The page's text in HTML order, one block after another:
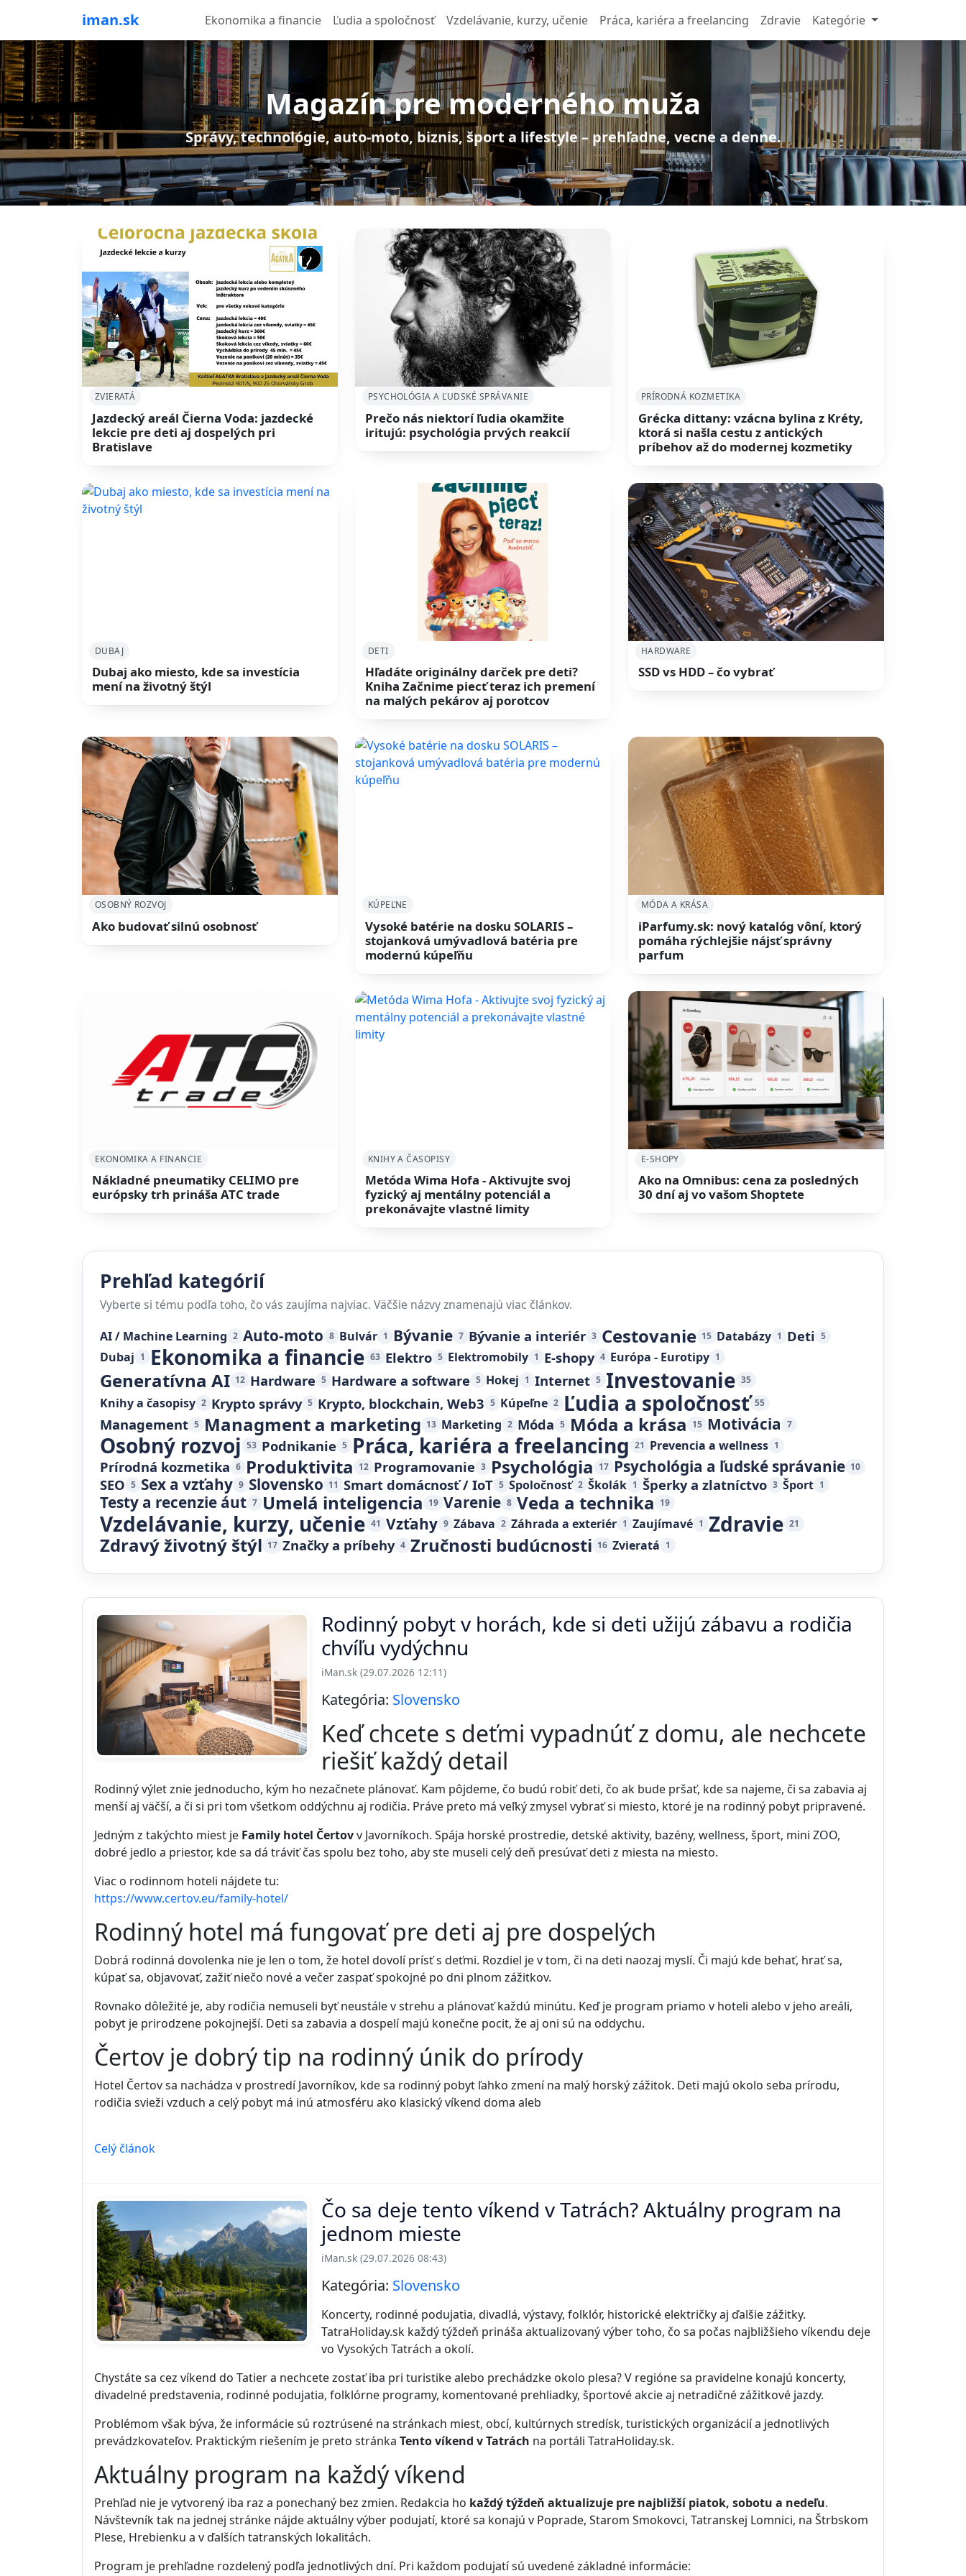
iman.sk Ekonomika a financie Ľudia a spoločnosť Vzdelávanie, kurzy, učenie Práca, kariéra a freelancing Zdravie Kategórie
Magazín pre moderného muža
Správy, technológie, auto-moto, biznis, šport a lifestyle – prehľadne, vecne a denne.
ZVIERATÁ
Jazdecký areál Čierna Voda: jazdecké
lekcie pre deti aj dospelých pri
Bratislave
PSYCHOLÓGIA A ĽUDSKÉ SPRÁVANIE
Prečo nás niektorí ľudia okamžite
iritujú: psychológia prvých reakcií
PRÍRODNÁ KOZMETIKA
Grécka dittany: vzácna bylina z Kréty,
ktorá si našla cestu z antických
príbehov až do modernej kozmetiky
DUBAJ
Dubaj ako miesto, kde sa investícia
mení na životný štýl
DETI
Hľadáte originálny darček pre deti?
Kniha Začnime piecť teraz ich premení
na malých pekárov aj porotcov
HARDWARE
SSD vs HDD – čo vybrať
OSOBNÝ ROZVOJ
Ako budovať silnú osobnosť
KÚPEĽNE
Vysoké batérie na dosku SOLARIS –
stojanková umývadlová batéria pre
modernú kúpeľňu
MÓDA A KRÁSA
iParfumy.sk: nový katalóg vôní, ktorý
pomáha rýchlejšie nájsť správny
parfum
EKONOMIKA A FINANCIE
Nákladné pneumatiky CELIMO pre
európsky trh prináša ATC trade
KNIHY A ČASOPISY
Metóda Wima Hofa - Aktivujte svoj
fyzický aj mentálny potenciál a
prekonávajte vlastné limity
E-SHOPY
Ako na Omnibus: cena za posledných
30 dní aj vo vašom Shoptete
Prehľad kategórií
Vyberte si tému podľa toho, čo vás zaujíma najviac. Väčšie názvy znamenajú viac článkov.
AI / Machine Learning 2 Auto-moto 8 Bulvár 1 Bývanie 7 Bývanie a interiér 3 Cestovanie 15 Databázy 1 Deti 5
Dubaj 1 Ekonomika a financie 63 Elektro 5 Elektromobily 1 E-shopy 4 Európa - Eurotipy 1
Generatívna AI 12 Hardware 5 Hardware a software 5 Hokej 1 Internet 5 Investovanie 35
Knihy a časopisy 2 Krypto správy 5 Krypto, blockchain, Web3 5 Kúpeľne 2 Ľudia a spoločnosť 55
Management 5 Managment a marketing 13 Marketing 2 Móda 5 Móda a krása 15 Motivácia 7
Osobný rozvoj 53 Podnikanie 5 Práca, kariéra a freelancing 21 Prevencia a wellness 1
Prírodná kozmetika 6 Produktivita 12 Programovanie 3 Psychológia 17 Psychológia a ľudské správanie 10
SEO 5 Sex a vzťahy 9 Slovensko 11 Smart domácnosť / IoT 5 Spoločnosť 2 Školák 1 Šperky a zlatníctvo 3 Šport 1
Testy a recenzie áut 7 Umelá inteligencia 19 Varenie 8 Veda a technika 19
Vzdelávanie, kurzy, učenie 41 Vzťahy 9 Zábava 2 Záhrada a exteriér 1 Zaujímavé 1 Zdravie 21
Zdravý životný štýl 17 Značky a príbehy 4 Zručnosti budúcnosti 16 Zvieratá 1
Rodinný pobyt v horách, kde si deti užijú zábavu a rodičia
chvíľu vydýchnu
iMan.sk (29.07.2026 12:11)
Kategória: Slovensko
Keď chcete s deťmi vypadnúť z domu, ale nechcete
riešiť každý detail
Rodinný výlet znie jednoducho, kým ho nezačnete plánovať. Kam pôjdeme, čo budú robiť deti, čo ak bude pršať, kde sa najeme, či sa zabavia aj
menší aj väčší, a či si pri tom všetkom oddýchnu aj rodičia. Práve preto má veľký zmysel vybrať si miesto, ktoré je na rodinný pobyt pripravené.
Jedným z takýchto miest je Family hotel Čertovv Javorníkoch. Spája horské prostredie, detské aktivity, bazény, wellness, šport, mini ZOO,
dobré jedlo a priestor, kde sa dá tráviť čas spolu bez toho, aby ste museli celý deň presúvať deti z miesta na miesto.
Viac o rodinnom hoteli nájdete tu:
https://www.certov.eu/family-hotel/
Rodinný hotel má fungovať pre deti aj pre dospelých
Dobrá rodinná dovolenka nie je len o tom, že hotel dovolí prísť s deťmi. Rozdiel je v tom, či na deti naozaj myslí. Či majú kde behať, hrať sa,
kúpať sa, objavovať, zažiť niečo nové a večer zaspať spokojné po dni plnom zážitkov.
Rovnako dôležité je, aby rodičia nemuseli byť neustále v strehu a plánovať každú minútu. Keď je program priamo v hoteli alebo v jeho areáli,
pobyt je prirodzene pokojnejší. Deti sa zabavia a dospelí majú konečne pocit, že aj oni sú na oddychu.
Čertov je dobrý tip na rodinný únik do prírody
Hotel Čertov sa nachádza v prostredí Javorníkov, kde sa rodinný pobyt ľahko zmení na malý horský zážitok. Deti majú okolo seba prírodu,
rodičia svieži vzduch a celý pobyt má inú atmosféru ako klasický víkend doma aleb
Celý článok
Čo sa deje tento víkend v Tatrách? Aktuálny program na
jednom mieste
iMan.sk (29.07.2026 08:43)
Kategória: Slovensko
Koncerty, rodinné podujatia, divadlá, výstavy, folklór, historické električky aj ďalšie zážitky.
TatraHoliday.sk každý týždeň prináša aktualizovaný výber toho, čo sa počas najbližšieho víkendu deje
vo Vysokých Tatrách a okolí.
Chystáte sa cez víkend do Tatier a nechcete zostať iba pri turistike alebo prechádzke okolo plesa? V regióne sa pravidelne konajú koncerty,
divadelné predstavenia, rodinné podujatia, folklórne programy, komentované prehliadky, športové akcie aj netradičné zážitkové jazdy.
Problémom však býva, že informácie sú roztrúsené na stránkach miest, obcí, kultúrnych stredísk, turistických organizácií a jednotlivých
prevádzkovateľov. Praktickým riešením je preto stránka Tento víkend v Tatrách na portáli TatraHoliday.sk.
Aktuálny program na každý víkend
Prehľad nie je vytvorený iba raz a ponechaný bez zmien. Redakcia ho každý týždeň aktualizuje pre najbližší piatok, sobotu a nedeľu.
Návštevník tak na jednej stránke nájde aktuálny výber podujatí, ktoré sa konajú v Poprade, Starom Smokovci, Tatranskej Lomnici, na Štrbskom
Plese, Hrebienku a v ďalších tatranských lokalitách.
Program je prehľadne rozdelený podľa jednotlivých dní. Pri každom podujatí sú uvedené základné informácie: